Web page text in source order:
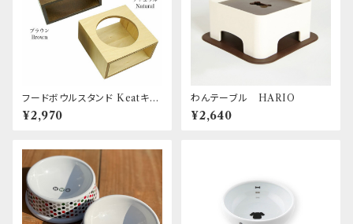
フードボウルスタンド Keatキー
トスクエア Sサイズ iDog&iC
at
¥2,970
わんテーブル HARIO
¥2,640